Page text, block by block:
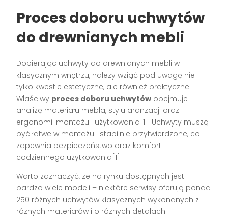
Proces doboru uchwytów
do drewnianych mebli
Dobierając uchwyty do drewnianych mebli w
klasycznym wnętrzu, należy wziąć pod uwagę nie
tylko kwestie estetyczne, ale również praktyczne.
Właściwy proces doboru uchwytów obejmuje
analizę materiału mebla, stylu aranżacji oraz
ergonomii montażu i użytkowania[1]. Uchwyty muszą
być łatwe w montażu i stabilnie przytwierdzone, co
zapewnia bezpieczeństwo oraz komfort
codziennego użytkowania[1].
Warto zaznaczyć, że na rynku dostępnych jest
bardzo wiele modeli – niektóre serwisy oferują ponad
250 różnych uchwytów klasycznych wykonanych z
różnych materiałów i o różnych detalach